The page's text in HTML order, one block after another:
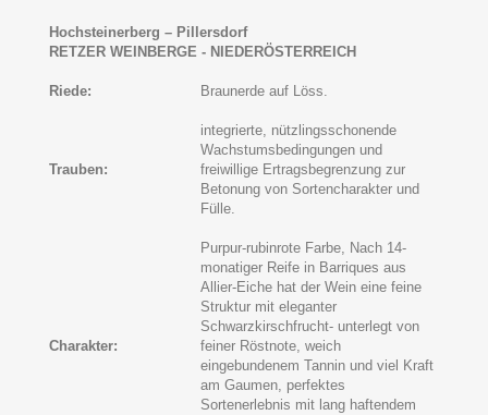
Hochsteinerberg – Pillersdorf
RETZER WEINBERGE - NIEDERÖSTERREICH
Riede: Braunerde auf Löss.
Trauben:
integrierte, nützlingsschonende
Wachstumsbedingungen und
freiwillige Ertragsbegrenzung zur
Betonung von Sortencharakter und
Fülle.
Charakter:
Purpur-rubinrote Farbe, Nach 14-
monatiger Reife in Barriques aus
Allier-Eiche hat der Wein eine feine
Struktur mit eleganter
Schwarzkirschfrucht- unterlegt von
feiner Röstnote, weich
eingebundenem Tannin und viel Kraft
am Gaumen, perfektes
Sortenerlebnis mit lang haftendem